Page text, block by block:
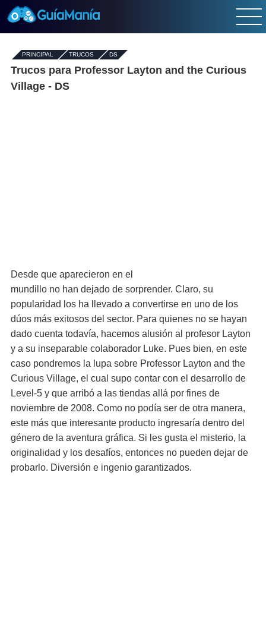
PRINCIPAL - TRUCOS- DS
Trucos para Professor Layton and the Curious
Village - DS
Desde que aparecieron en el
mundillo no han dejado de sorprender. Claro, su
popularidad los ha llevado a convertirse en uno de los
dúos más exitosos del sector. Para quienes no se hayan
dado cuenta todavía, hacemos alusión al profesor Layton
y a su inseparable colaborador Luke. Pues bien, en este
caso pondremos la lupa sobre Professor Layton and the
Curious Village, el cual supo contar con el desarrollo de
Level-5 y que arribó a las tiendas allá por fines de
noviembre de 2008. Como no podía ser de otra manera,
este más que interesante producto ingresaría dentro del
género de la aventura gráfica. Si les gusta el misterio, la
originalidad y los desafíos, entonces no pueden dejar de
probarlo. Diversión e ingenio garantizados.